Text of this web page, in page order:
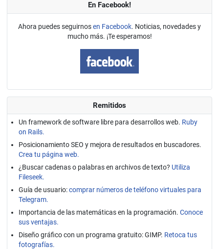
En Facebook!
Ahora puedes seguirnosen Facebook. Noticias, novedades y
mucho más. ¡Te esperamos!
Remitidos
Un framework de software libre para desarrollos web. Ruby
on Rails.
Posicionamiento SEO y mejora de resultados en buscadores.
Crea tu página web.
¿Buscar cadenas o palabras en archivos de texto? Utiliza
Fileseek.
Guía de usuario:comprar números de teléfono virtuales para
Telegram.
Importancia de las matemáticas en la programación. Conoce
sus ventajas.
Diseño gráfico con un programa gratuito: GIMP. Retoca tus
fotografías.